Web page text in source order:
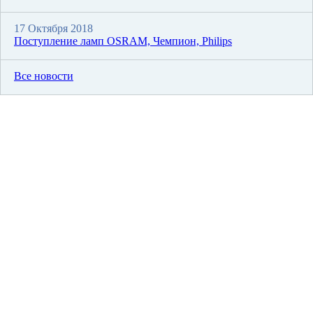
17 Октября 2018
Поступление ламп OSRAM, Чемпион, Philips
Все новости